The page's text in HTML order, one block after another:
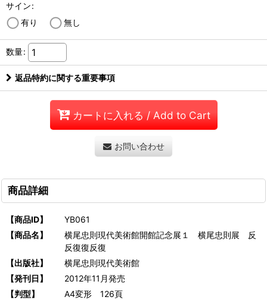
サイン:
有り
無し
数量:
返品特約に関する重要事項
カートに入れる / Add to Cart
お問い合わせ
商品詳細
【商品ID】
YB061
【商品名】
横尾忠則現代美術館開館記念展１ 横尾忠則展 反
反復復反復
【出版社】
横尾忠則現代美術館
【発刊日】
2012年11月発売
【判型】
A4変形 126頁